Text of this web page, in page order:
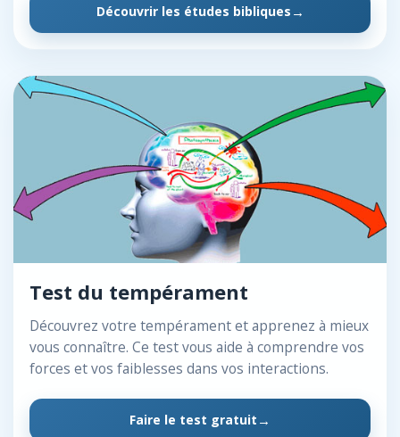
Découvrir les études bibliques
Test du tempérament
Découvrez votre tempérament et apprenez à mieux
vous connaître. Ce test vous aide à comprendre vos
forces et vos faiblesses dans vos interactions.
Faire le test gratuit